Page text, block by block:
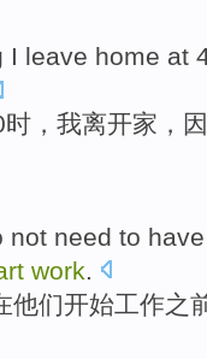
I leave home at
， 我离开家 ，
not need to have
work
他们开始工作之